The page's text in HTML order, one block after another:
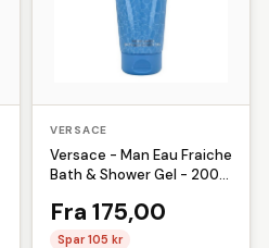
VERSACE
Versace - Man Eau Fraiche
Bath & Shower Gel - 200
Fra 175,00
Spar 105 kr